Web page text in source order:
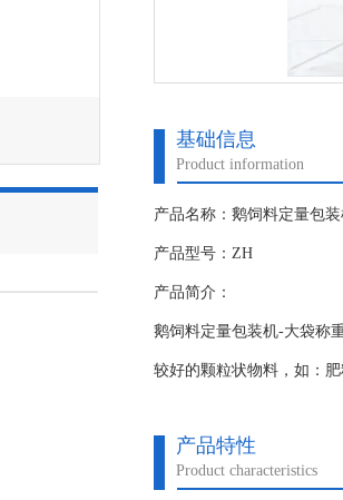
基础信息
Product information
产品名称：鹅饲料定量包
产品型号：ZH
产品简介：
鹅饲料定量包装机-大袋称
较好的颗粒状物料，如：
产品特性
Product characteristics